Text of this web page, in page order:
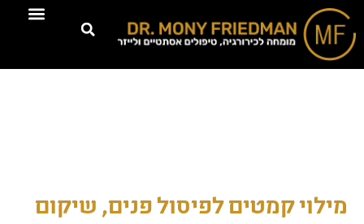
מילוי קמטים לפיסול פנים, שיקום